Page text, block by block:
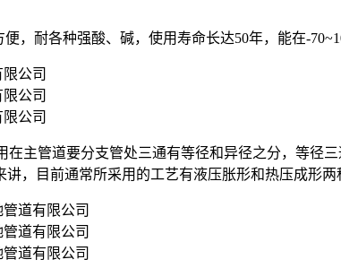
，耐各种强酸、碱，使用寿命长达50年，能在-
在主管道要分支管处三通有等径和异径之分，等径
，目前通常所采用的工艺有液压胀形和热压成形两